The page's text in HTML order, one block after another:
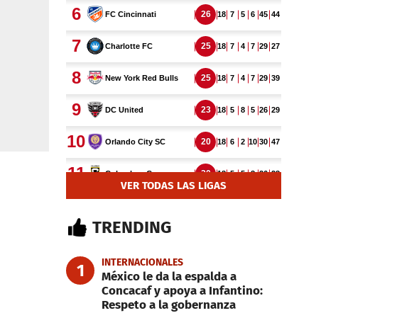
VER TODAS LAS LIGAS
TRENDING
1 INTERNACIONALES
México le da la espalda a
Concacaf y apoya a Infantino:
Respeto a la gobernanza